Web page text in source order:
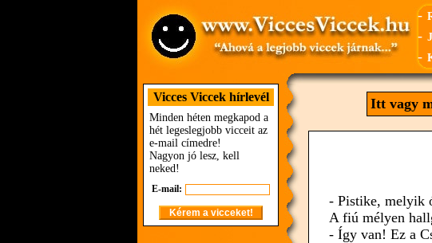
-
-
-
Vicces Viccek hírlevél
Minden héten megkapod a
hét legeslegjobb vicceit az
e-mail címedre!
Nagyon jó lesz, kell
neked!
E-mail:
Itt vagy
- Pistike, melyik
A fiú mélyen
- Így van! Ez a